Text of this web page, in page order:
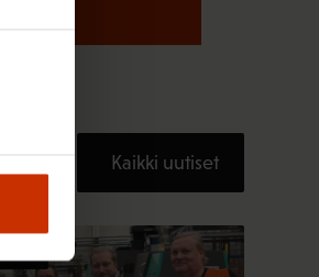
Kaikki uutiset